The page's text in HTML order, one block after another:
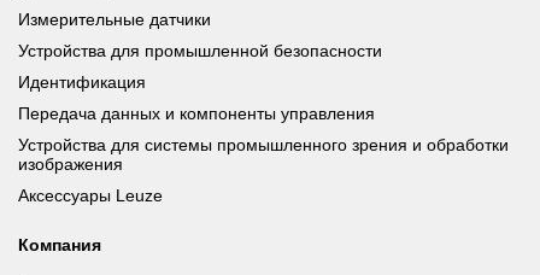
Измерительные датчики
Устройства для промышленной безопасности
Идентификация
Передача данных и компоненты управления
Устройства для системы промышленного зрения и обработки
изображения
Аксессуары Leuze
Компания